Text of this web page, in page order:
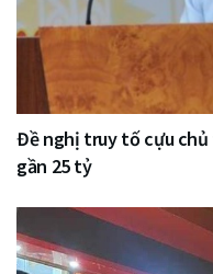
Đề nghị truy tố cựu chủ
gần 25 tỷ